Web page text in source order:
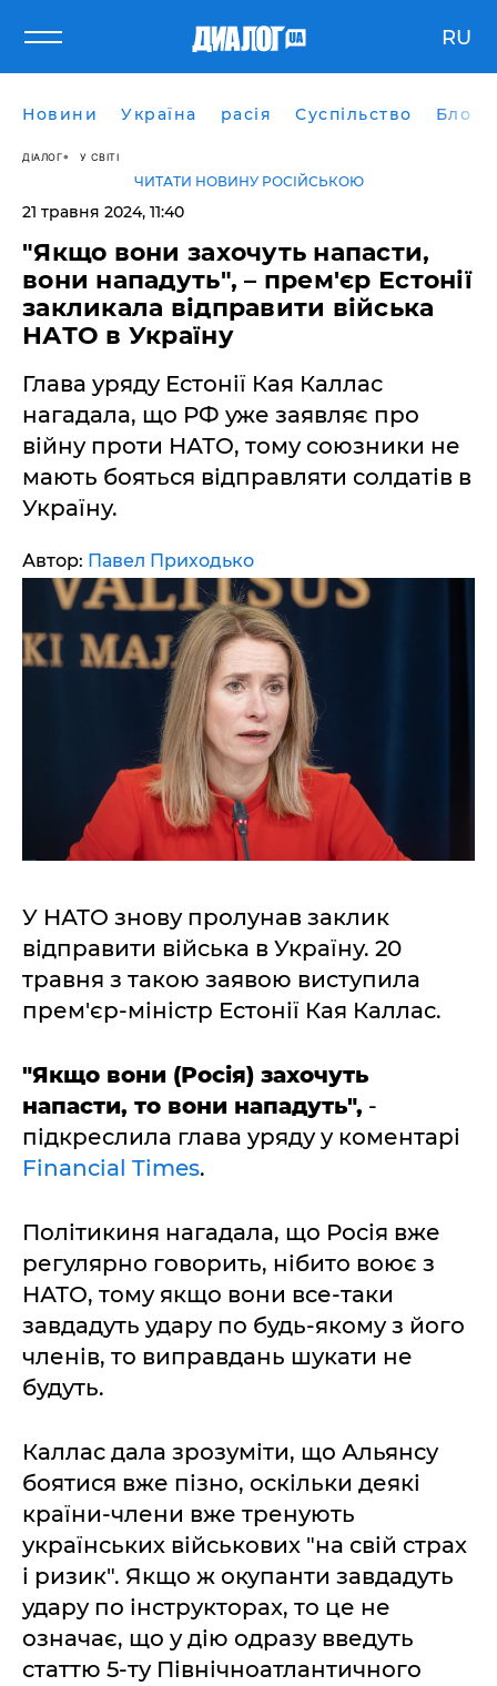
RU
Новини Україна расія Суспільство Блоги
ДІАЛОГ У СВІТІ
ЧИТАТИ НОВИНУ РОСІЙСЬКОЮ
21 травня 2024, 11:40
"Якщо вони захочуть напасти,
вони нападуть", – прем'єр Естонії
закликала відправити війська
НАТО в Україну
Глава уряду Естонії Кая Каллас
нагадала, що РФ уже заявляє про
війну проти НАТО, тому союзники не
мають бояться відправляти солдатів в
Україну.
Автор: Павел Приходько
У НАТО знову пролунав заклик
відправити війська в Україну. 20
травня з такою заявою виступила
прем'єр-міністр Естонії Кая Каллас.
"Якщо вони (Росія) захочуть
напасти, то вони нападуть", -
підкреслила глава уряду у коментарі
Financial Times.
Політикиня нагадала, що Росія вже
регулярно говорить, нібито воює з
НАТО, тому якщо вони все-таки
завдадуть удару по будь-якому з його
членів, то виправдань шукати не
будуть.
Каллас дала зрозуміти, що Альянсу
боятися вже пізно, оскільки деякі
країни-члени вже тренують
українських військових "на свій страх
і ризик". Якщо ж окупанти завдадуть
удару по інструкторах, то це не
означає, що у дію одразу введуть
статтю 5-ту Північноатлантичного